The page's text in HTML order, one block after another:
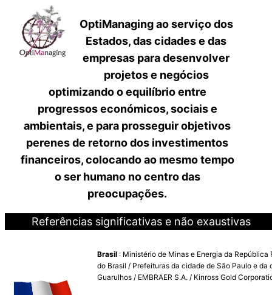
OptiManaging ao serviço dos
Estados, das cidades e das
empresas para desenvolver
projetos e negócios
optimizando o equilíbrio entre
progressos económicos, sociais e
ambientais, e para prosseguir objetivos
perenes de retorno dos investimentos
financeiros, colocando ao mesmo tempo
o ser humano no centro das
preocupações.
Referências significativas e não exaustivas
Brasil : Ministério de Minas e Energia da República
do Brasil / Prefeituras da cidade de São Paulo e da
Guarulhos / EMBRAER S.A. / Kinross Gold